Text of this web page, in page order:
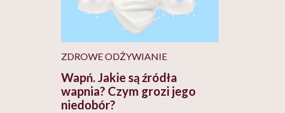
ZDROWE ODŻYWIANIE
Wapń. Jakie są źródła
wapnia? Czym grozi jego
niedobór?